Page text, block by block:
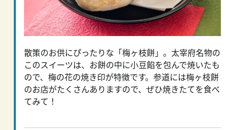
散策のお供にぴったりな「梅ヶ枝餅」。太宰府名物の
このスイーツは、お餅の中に小豆餡を包んで焼いたも
ので、梅の花の焼き印が特徴です。参道には梅ヶ枝餅
のお店がたくさんありますので、ぜひ焼きたてを食べ
てみて！